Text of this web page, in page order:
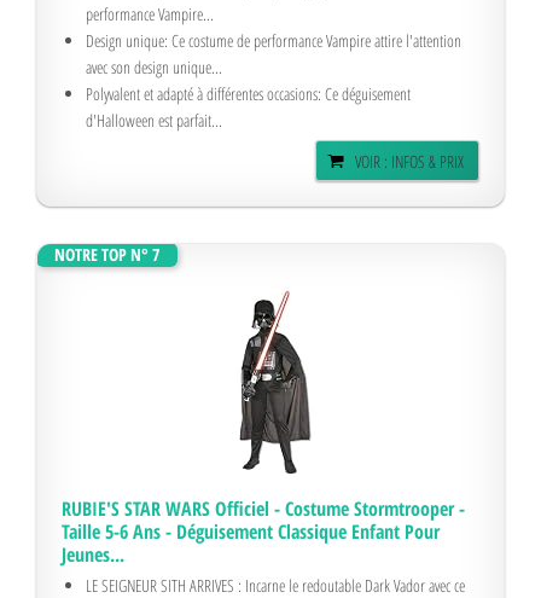
performance Vampire...
Design unique: Ce costume de performance Vampire attire l'attention
avec son design unique...
Polyvalent et adapté à différentes occasions: Ce déguisement
d'Halloween est parfait...
VOIR : INFOS & PRIX
NOTRE TOP N° 7
RUBIE'S STAR WARS Officiel - Costume Stormtrooper -
Taille 5-6 Ans - Déguisement Classique Enfant Pour
Jeunes...
LE SEIGNEUR SITH ARRIVES : Incarne le redoutable Dark Vador avec ce